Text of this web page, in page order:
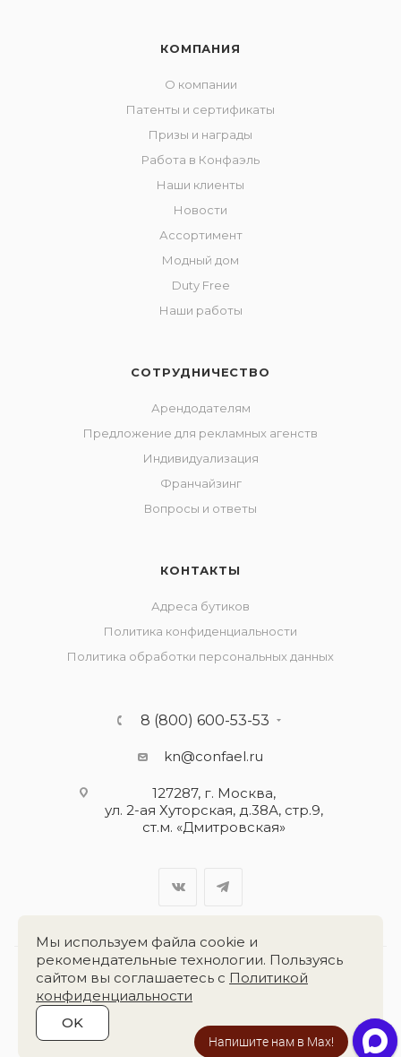
КОМПАНИЯ
О компании
Патенты и сертификаты
Призы и награды
Работа в Конфаэль
Наши клиенты
Новости
Ассортимент
Модный дом
Duty Free
Наши работы
СОТРУДНИЧЕСТВО
Арендодателям
Предложение для рекламных агенств
Индивидуализация
Франчайзинг
Вопросы и ответы
КОНТАКТЫ
Адреса бутиков
Политика конфиденциальности
Политика обработки персональных данных
8 (800) 600-53-53
kn@confael.ru
127287, г. Москва,
ул. 2-ая Хуторская, д.38А, стр.9,
ст.м. «Дмитровская»
Разработка сайта:
2026 © Группа компаний«Конфаэль»
Мы используем файла cookie и
рекомендательные технологии. Пользуясь
сайтом вы соглашаетесь с Политикой
конфиденциальности
OK
Напишите нам в Max!